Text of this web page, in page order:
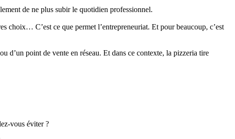
de ne plus subir le quotidien professionnel.
choix… C’est ce que permet l’entrepreneuriat. Et pour beaucoup, c’est
d’un point de vente en réseau. Et dans ce contexte, la pizzeria tire
vous éviter ?